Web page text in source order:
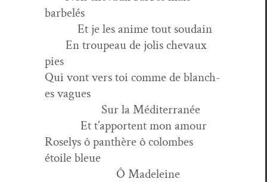
barbelés
Et je les ani­me tout soudain
En trou­peau de jolis chevaux
pies
Qui vont vers toi comme de blanch­
es vagues
Sur la Méditerranée
Et t’apportent mon amour
Roselys ô pan­thère ô colombes
étoile bleue
Ô Madeleine